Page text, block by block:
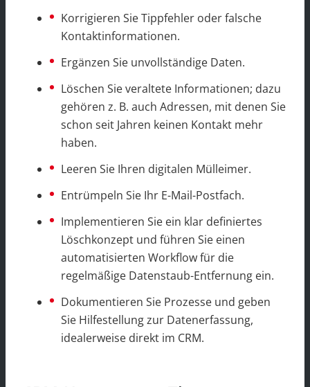
Korrigieren Sie Tippfehler oder falsche
Kontaktinformationen.
Ergänzen Sie unvollständige Daten.
Löschen Sie veraltete Informationen; dazu
gehören z. B. auch Adressen, mit denen Sie
schon seit Jahren keinen Kontakt mehr
haben.
Leeren Sie Ihren digitalen Mülleimer.
Entrümpeln Sie Ihr E-Mail-Postfach.
Implementieren Sie ein klar definiertes
Löschkonzept und führen Sie einen
automatisierten Workflow für die
regelmäßige Datenstaub-Entfernung ein.
Dokumentieren Sie Prozesse und geben
Sie Hilfestellung zur Datenerfassung,
idealerweise direkt im CRM.